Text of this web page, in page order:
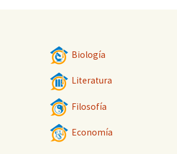
Biología
Literatura
Filosofía
Economía